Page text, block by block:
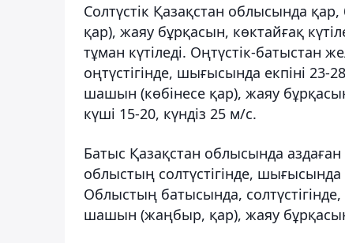
Солтүстік Қазақстан облысында
қар), жаяу бұрқасын, көктайғақ
тұман күтіледі. Оңтүстік-батыстан
оңтүстігінде, шығысында екпіні
шашын (көбінесе қар), жаяу
күші 15-20, күндіз 25 м/с.
Батыс Қазақстан облысында
облыстың солтүстігінде, шығысында
Облыстың батысында,
шашын (жаңбыр, қар), жаяу